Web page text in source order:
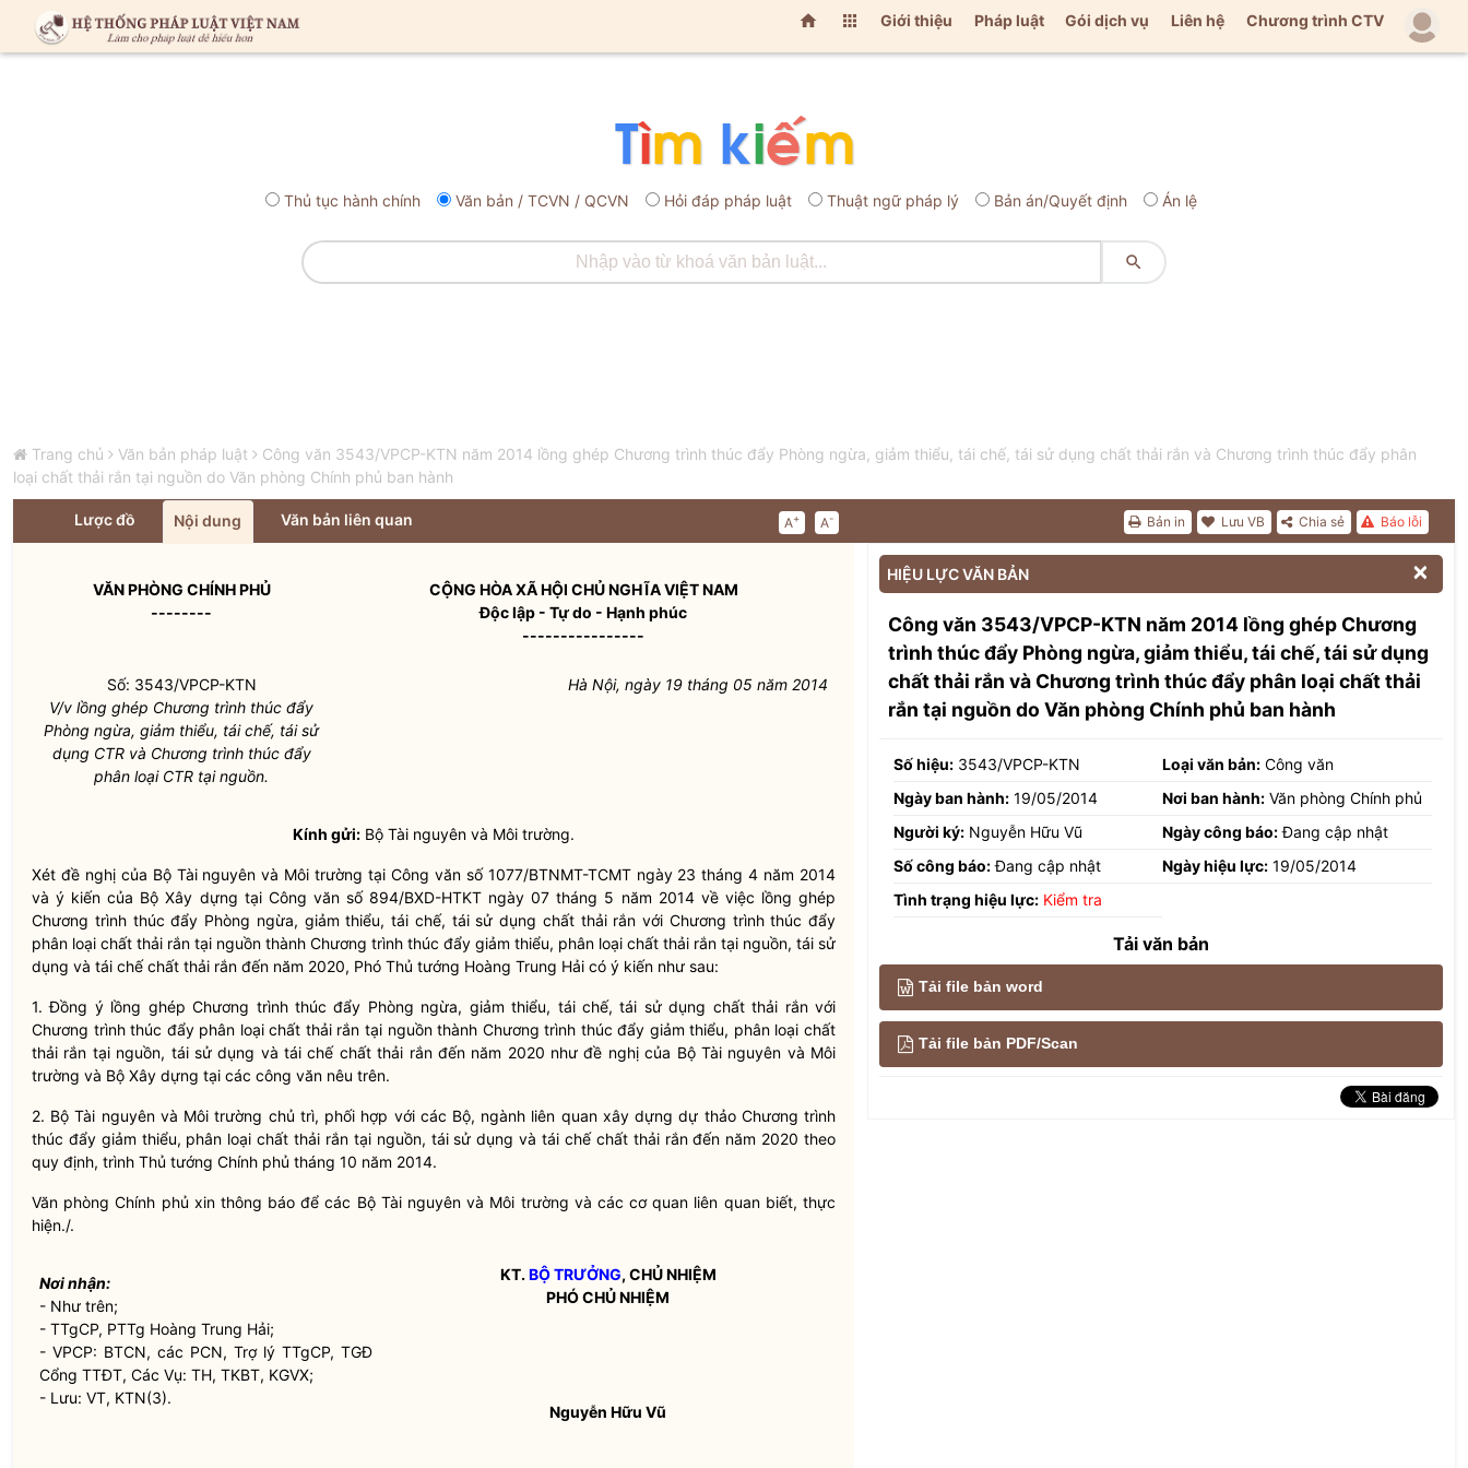
  Giới thiệu Pháp luật Gói dịch vụ Liên hệ Chương trình CTV
Thủ tục hành chính Văn bản / TCVN / QCVN Hỏi đáp pháp luật Thuật ngữ pháp lý Bản án/Quyết định Án lệ

Trang chủ Văn bản pháp luật
Công văn 3543/VPCP-KTN năm 2014 lồng ghép Chương trình thúc đẩy Phòng ngừa, giảm thiểu, tái chế, tái sử dụng chất thải rắn và Chương trình thúc đẩy phân
loại chất thải rắn tại nguồn do Văn phòng Chính phủ ban hành
Lược đồ Nội dung Văn bản liên quan A+ A- Báo lỗi
Chia sẻ
Lưu VB
Bản in
VĂN PHÒNG CHÍNH PHỦ
--------
CỘNG HÒA XÃ HỘI CHỦ NGHĨA VIỆT NAM
Độc lập - Tự do - Hạnh phúc
----------------
Số: 3543/VPCP-KTN
V/v lồng ghép Chương trình thúc đẩy
Phòng ngừa, giảm thiểu, tái chế, tái sử
dụng CTR và Chương trình thúc đẩy
phân loại CTR tại nguồn.
Hà Nội, ngày 19 tháng 05 năm 2014
Kính gửi: Bộ Tài nguyên và Môi trường.
Xét đề nghị của Bộ Tài nguyên và Môi trường tại Công văn số 1077/BTNMT-TCMT ngày 23 tháng 4 năm 2014
và ý kiến của Bộ Xây dựng tại Công văn số 894/BXD-HTKT ngày 07 tháng 5 năm 2014 về việc lồng ghép
Chương trình thúc đẩy Phòng ngừa, giảm thiểu, tái chế, tái sử dụng chất thải rắn với Chương trình thúc đẩy
phân loại chất thải rắn tại nguồn thành Chương trình thúc đẩy giảm thiểu, phân loại chất thải rắn tại nguồn, tái sử
dụng và tái chế chất thải rắn đến năm 2020, Phó Thủ tướng Hoàng Trung Hải có ý kiến như sau:
1. Đồng ý lồng ghép Chương trình thúc đẩy Phòng ngừa, giảm thiểu, tái chế, tái sử dụng chất thải rắn với
Chương trình thúc đẩy phân loại chất thải rắn tại nguồn thành Chương trình thúc đẩy giảm thiểu, phân loại chất
thải rắn tại nguồn, tái sử dụng và tái chế chất thải rắn đến năm 2020 như đề nghị của Bộ Tài nguyên và Môi
trường và Bộ Xây dựng tại các công văn nêu trên.
2. Bộ Tài nguyên và Môi trường chủ trì, phối hợp với các Bộ, ngành liên quan xây dựng dự thảo Chương trình
thúc đẩy giảm thiểu, phân loại chất thải rắn tại nguồn, tái sử dụng và tái chế chất thải rắn đến năm 2020 theo
quy định, trình Thủ tướng Chính phủ tháng 10 năm 2014.
Văn phòng Chính phủ xin thông báo để các Bộ Tài nguyên và Môi trường và các cơ quan liên quan biết, thực
hiện./.
Nơi nhận:
- Như trên;
- TTgCP, PTTg Hoàng Trung Hải;
- VPCP: BTCN, các PCN, Trợ lý TTgCP, TGĐ
Cổng TTĐT, Các Vụ: TH, TKBT, KGVX;
- Lưu: VT, KTN(3).
KT.BỘ TRƯỞNG, CHỦ NHIỆM
PHÓ CHỦ NHIỆM
Nguyễn Hữu Vũ
HIỆU LỰC VĂN BẢN 
Công văn 3543/VPCP-KTN năm 2014 lồng ghép Chương
trình thúc đẩy Phòng ngừa, giảm thiểu, tái chế, tái sử dụng
chất thải rắn và Chương trình thúc đẩy phân loại chất thải
rắn tại nguồn do Văn phòng Chính phủ ban hành
Số hiệu: 3543/VPCP-KTN Loại văn bản: Công văn
Ngày ban hành: 19/05/2014 Nơi ban hành: Văn phòng Chính phủ
Người ký: Nguyễn Hữu Vũ Ngày công báo:Đang cập nhật
Số công báo:Đang cập nhật Ngày hiệu lực: 19/05/2014
Tình trạng hiệu lực: Kiểm tra
Tải văn bản
Tải file bản word
Tải file bản PDF/Scan